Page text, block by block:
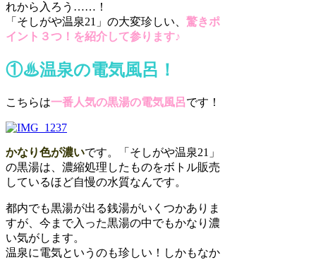
れから入ろう……！
「そしがや温泉21」の大変珍しい、 驚きポ
イント３つ！を紹介して参ります♪
①♨温泉の電気風呂！
こちらは一番人気の黒湯の電気風呂です！
かなり色が濃いです。「そしがや温泉21」
の黒湯は、濃縮処理したものをボトル販売
しているほど自慢の水質なんです。
都内でも黒湯が出る銭湯がいくつかありま
すが、今まで入った黒湯の中でもかなり濃
い気がします。
温泉に電気というのも珍しい！しかもなか